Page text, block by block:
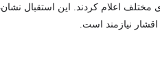
مختلف اعلام کردند. این استقبال
نیازمند است.